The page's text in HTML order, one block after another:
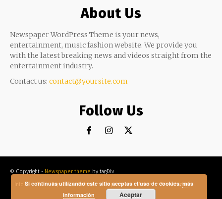
About Us
Newspaper WordPress Theme is your news,
entertainment, music fashion website. We provide you
with the latest breaking news and videos straight from the
entertainment industry.
Contact us: contact@yoursite.com
Follow Us
© Copyright - Newspaper theme by tagDiv
Inicio
TV España Cultura Deportes Motor Tecnología
Si continuas utilizando este sitio aceptas el uso de cookies.más
información
Aceptar